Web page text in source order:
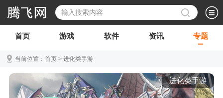
首页 游戏 软件 资讯 专题
当前位置： 首页 > 进化类手游
进化类手游